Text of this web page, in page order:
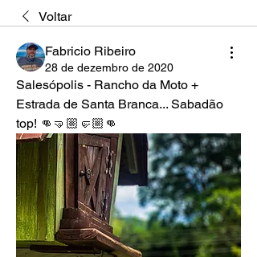
Voltar
Fabricio Ribeiro
28 de dezembro de 2020
Salesópolis - Rancho da Moto +
Estrada de Santa Branca... Sabadão
top! 👊🤜🏼🤛🏼👊